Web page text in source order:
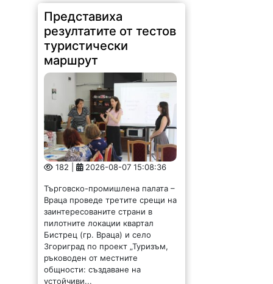
Представиха
резултатите от тестов
туристически
маршрут
182 | 2026-08-07 15:08:36
Търговско-промишлена палата –
Враца проведе третите срещи на
заинтересованите страни в
пилотните локации квартал
Бистрец (гр. Враца) и село
Згориград по проект „Туризъм,
ръководен от местните
общности: създаване на
устойчиви...